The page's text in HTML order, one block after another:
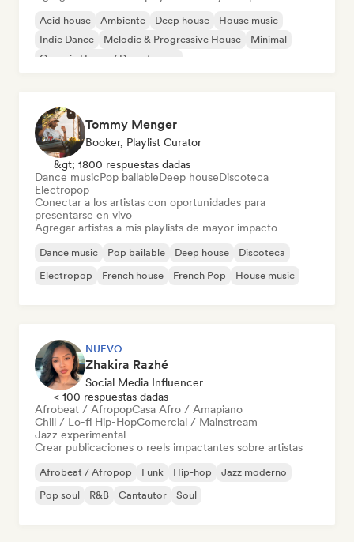
Acid house Ambiente Deep house
House music
Indie Dance
Melodic & Progressive House
Minimal
Organic House / Downtempo
Tommy Menger
Booker, Playlist Curator
&gt; 1800 respuestas dadas
Dance musicPop bailableDeep houseDiscoteca
Electropop
Conectar a los artistas con oportunidades para
presentarse en vivo
Agregar artistas a mis playlists de mayor impacto
Dance music Pop bailable Deep house
Discoteca
Electropop
French house French Pop House music
NUEVO
Zhakira Razhé
Social Media Influencer
< 100 respuestas dadas
Afrobeat / AfropopCasa Afro / Amapiano
Chill / Lo-fi Hip-HopComercial / Mainstream
Jazz experimental
Crear publicaciones o reels impactantes sobre artistas
Afrobeat / Afropop Funk Hip-hop
Jazz moderno
Pop soul
R&B Cantautor Soul